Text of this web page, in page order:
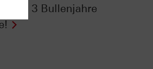
3 Bullenjahre